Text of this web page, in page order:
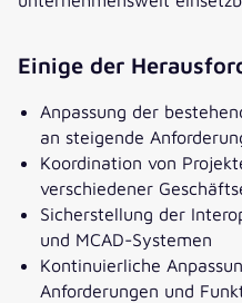
Einige der
Anpassung der
an steigende
Koordination von
verschiedener
Sicherstellung der
und MCAD-Systemen
Kontinuierliche
Anforderungen und